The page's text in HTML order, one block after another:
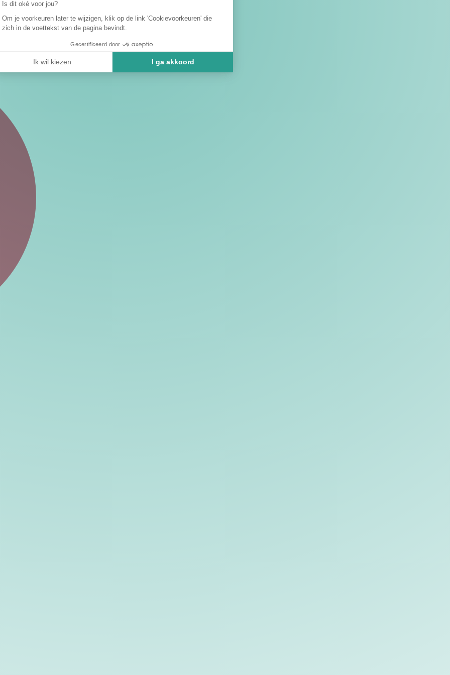
Is dit oké voor jou?
Om je voorkeuren later te wijzigen, klik op de link 'Cookievoorkeuren' die
zich in de voettekst van de pagina bevindt.
Gecertificeerd door
Ik wil kiezen I ga akkoord